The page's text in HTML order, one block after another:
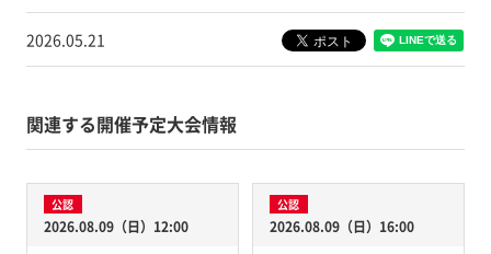
2026.05.21
関連する開催予定大会情報
公認
2026.08.09（日）12:00
公認
2026.08.09（日）16:00